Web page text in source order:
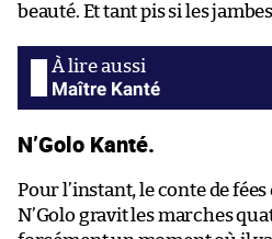
beauté. Et tant pis si les
Maître Kanté
N’Golo Kanté.
Pour l’instant, le conte de
N’Golo gravit les marches